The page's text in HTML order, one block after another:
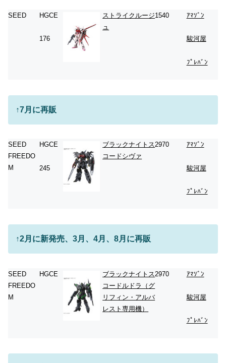
SEED HGCE
176
ストライクルージ
ュ
1540 ｱﾏｿﾞﾝ
駿河屋
ﾌﾟﾚﾊﾞﾝ
↑7月に再販
SEED
FREEDO
M
HGCE
245
ブラックナイトス
コードシヴァ
2970 ｱﾏｿﾞﾝ
駿河屋
ﾌﾟﾚﾊﾞﾝ
↑2月に新発売、3月、4月、8月に再販
SEED
FREEDO
M
HGCE
ブラックナイトス
コードルドラ（グ
リフィン・アルバ
レスト専用機）
2970 ｱﾏｿﾞﾝ
駿河屋
ﾌﾟﾚﾊﾞﾝ